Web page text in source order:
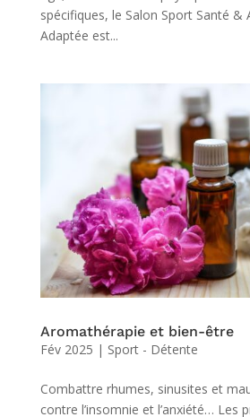
spécifiques, le Salon Sport Santé &
Adaptée est...
Aromathérapie et bien-être
Fév 2025 | Sport - Détente
Combattre rhumes, sinusites et
contre l’insomnie et l’anxiété… Les